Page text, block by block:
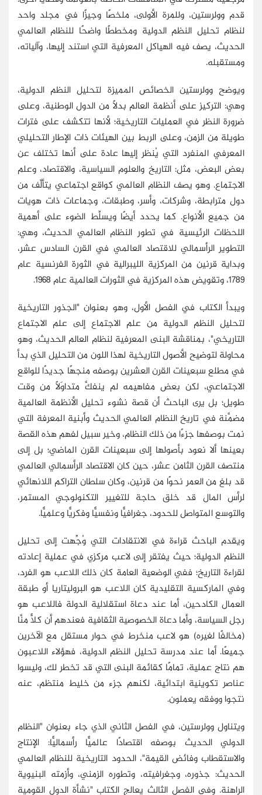
قدم وولرستين، وللمرة الأولى، ملخصًا وجيزًا في مجلد واحد
لنظام تحليل النظم الدولية ومخططًا واضحًا للنظام العالمي
الحديث، يصف فيه الهياكل المعرفية التي استند إليها، وآلياته،
ومستقبله.
ويوضح وولرستين الخصائص المميزة لتحليل النظم الدولية،
وهي: التركيز على أنظمة العالم بدلاً من الدول الوطنية، وعلى
ضرورة النظر في العمليات التاريخية؛ لأنها تتكشف على فترات
طويلة من الزمن، وعلى الربط بين الهيئات ذات الإطار التحليلي
المعرفي المنفرد التي يُنظر إليها عادة على أنها تختلف عن
بعض البعض، مثل: التاريخ والعلوم السياسية، والاقتصاد، وعلم
الاجتماع. وهو يصف النظام العالمي كواقع اجتماعي يتألَّف من
دول مترابطة، وشركات، وأسر، وطبقات، وجماعات ذات هويات
من جميع الأنواع. كما يحدد أيضًا ويسلِّط الضوء على أهمية
اللحظات الرئيسية في تطور النظام العالمي الحديث، وهي:
التطوير الرأسمالي للاقتصاد العالمي في القرن السادس عشر،
وبداية قرنين من المركزية الليبرالية في الثورة الفرنسية عام
1789، وتقويض هذه المركزية في الثورات العالمية عام 1968.
ويبدأ الكتاب في الفصل الأول، وهو بعنوان "الجذور التاريخية
لتحليل النظم الدولية من علم الاجتماع إلى علم الاجتماع
التاريخي"، بمناقشة البنى المعرفية لنظام العالم الحديث، وهو
محاولة لتوضيح الأصول التاريخية لهذا اللون من التحليل الذي بدأ
في مطلع سبعينات القرن العشرين بوصفه منجهًا جديدًا للواقع
الاجتماعي، لكن بعض مفاهيمه لم ينفكَّ متداوَلاً من وقت
طويل؛ بل يرى الباحث أن قصة نشوء تحليل الأنظمة العالمية
مضمَّنة في تاريخ النظام العالمي الحديث وأبنية المعرفة التي
نمت بوصفها جزءًا من ذلك النظام، وخير سبيل لفهم هذه القصة
بعينها ألا نعود بأصولها إلى سبعينات القرن الماضي؛ بل إلى
منتصف القرن الثامن عشر، حين كان الاقتصاد الرأسمالي العالمي
قد بلغ من العمر نحوًا من قرنين، وكان سلطان التراكم اللانهائي
لرأس المال قد خلق حاجة للتغيير التكنولوجي المستمر،
والتوسع المتواصل للحدود، جغرافيًّا ونفسيًّا وفكريًّا وعلميًّا.
ويقدم الباحث قراءة في الانتقادات التي وُجِّهت إلى تحليل
النظم الدولية؛ حيث يفتقر إلى لاعب مركزي في عملية إعادته
لقراءة التاريخ؛ ففي الوضعية العامة كان ذلك اللاعب هو الفرد،
وفي الماركسية التقليدية كان اللاعب هو البروليتاريا أو طبقة
العمال الكادحين، أما عند دعاة استقلالية الدولة فاللاعب هو
رجل السياسة، وأما دعاة الخصوصية الثقافية فعندهم أن كلاًّ منَّا
(مخالفًا لغيره) هو لاعب منخرط في حوار مستقل مع الآخرين
جميعًا. أما عند مدرسة تحليل النظم الدولية، فهؤلاء اللاعبون
هم نتاج عملية، تمامًا كقائمة البنى التي قد تخطر لك، وليسوا
عناصر تكوينية ابتدائية، لكنهم جزء من خليط منتظم، عنه
نتجوا ووفقه يعملون.
ويتناول وولرستين، في الفصل الثاني الذي جاء بعنوان "النظام
الدولي الحديث بوصفه اقتصادًا عالميًّا رأسماليًّا: الإنتاج
والاستقطاب وفائض القيمة"، الحدود التاريخية للنظام العالمي
الحديث: جذوره، وجغرافيته، وتطوره الزمني، وأزمته البنيوية
الراهنة. وفي الفصل الثالث يعالج الكتاب "نشأة الدول القومية